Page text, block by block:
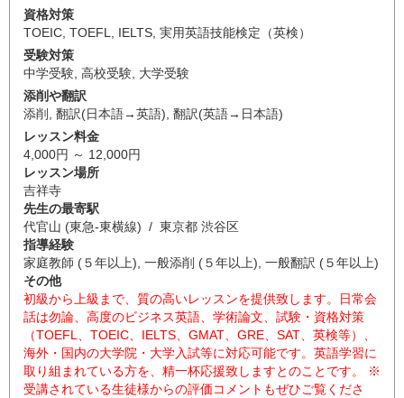
資格対策
TOEIC TOEFL IELTS 実用英語技能検定（英検）
受験対策
中学受験 高校受験 大学受験
添削や翻訳
添削
翻訳(日本語→英語) 翻訳(英語→日本語)
レッスン料金
4,000円 ～ 12,000円
レッスン場所
吉祥寺
先生の最寄駅
代官山 (東急-東横線) / 東京都 渋谷区
指導経験
家庭教師 (５年以上), 一般添削 (５年以上), 一般翻訳 (５年以上)
その他
初級から上級まで、質の高いレッスンを提供致します。日常会
話は勿論、高度のビジネス英語、学術論文、試験・資格対策
（TOEFL、TOEIC、IELTS、GMAT、GRE、SAT、英検等）、
海外・国内の大学院・大学入試等に対応可能です。英語学習に
取り組まれている方を、精一杯応援致しますとのことです。 ※
受講されている生徒様からの評価コメントもぜひご覧くださ